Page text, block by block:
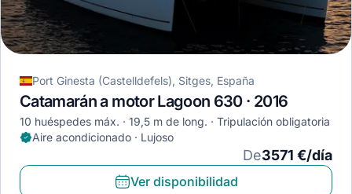
Port Ginesta (Castelldefels), Sitges, España
Catamarán a motor Lagoon 630 · 2016
10 huéspedes máx. 19,5 m de long.
Tripulación obligatoria
Aire acondicionado · Lujoso
De3571 €/día
Ver disponibilidad